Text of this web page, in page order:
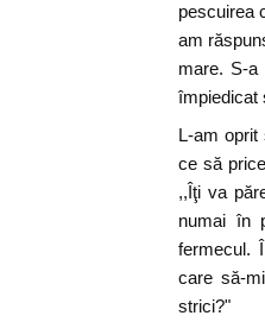
pescuirea
am
mare. S-a
împiedicat
L-am
ce să
,,Îţi va
numai în
fermecul.
care să-
strici?"